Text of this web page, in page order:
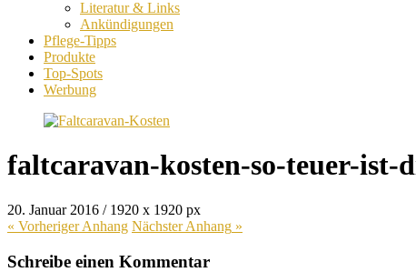
Literatur & Links
Ankündigungen
Pflege-Tipps
Produkte
Top-Spots
Werbung
faltcaravan-kosten-so-teuer-ist-
20. Januar 2016 / 1920 x 1920 px
« VorherigerAnhang NächsterAnhang »
Schreibe einen Kommentar